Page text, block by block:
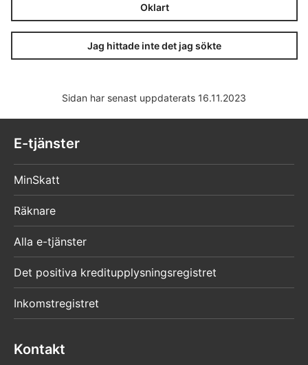
Oklart
Jag hittade inte det jag sökte
Sidan har senast uppdaterats 16.11.2023
E-tjänster
MinSkatt
Räknare
Alla e-tjänster
Det positiva kreditupplysningsregistret
Inkomstregistret
Kontakt